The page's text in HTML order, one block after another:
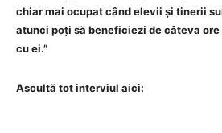
chiar mai ocupat când elevii și tinerii
atunci poți să beneficiezi de câteva ore
cu ei.”
Ascultă tot interviul aici: